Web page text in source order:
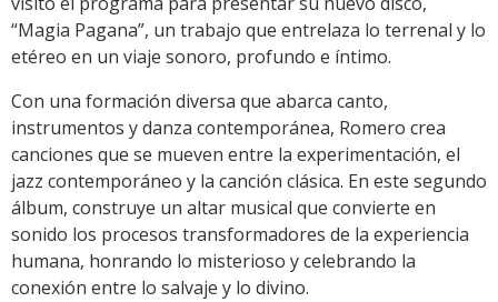
“Magia Pagana”, un trabajo que entrelaza lo terrenal y lo
etéreo en un viaje sonoro, profundo e íntimo.
Con una formación diversa que abarca canto,
instrumentos y danza contemporánea, Romero crea
canciones que se mueven entre la experimentación, el
jazz contemporáneo y la canción clásica. En este segundo
álbum, construye un altar musical que convierte en
sonido los procesos transformadores de la experiencia
humana, honrando lo misterioso y celebrando la
conexión entre lo salvaje y lo divino.